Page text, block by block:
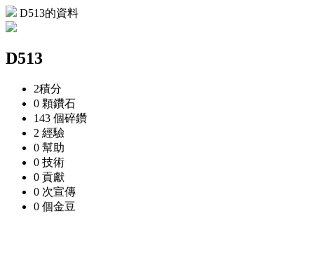
D513的資料
D513
2積分
0 顆鑽石
143 個碎鑽
2 經驗
0 幫助
0 技術
0 貢獻
0 次宣傳
0 個金豆